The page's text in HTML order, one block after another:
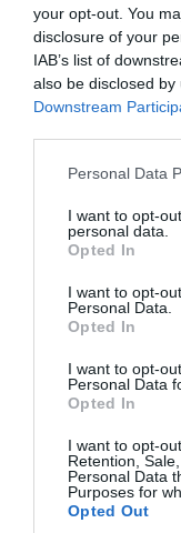
your opt-out. You
disclosure of your
IAB’s list of
also be disclosed
Downstream
Please note that
not limited to your
grant or deny
use your data for
consent section.
Personal Data
I want to opt-
personal data.
Opted In
I want to opt-
Personal Data.
Opted In
I want to opt-
Personal Data
Opted In
I want to opt-
Retention,
Personal Data
Purposes for
Opted Out
7. Πότε
κύκλος;
Μετά από 3-4
φαρμακευτικό
ακολουθηθεί
διάστημα
εξωσωματικής
περίπτωση που
περισσότερες
γονιμοποίησης
κατάψυξης
μια
μια επόμενη
αυτή, δεν θα
διέγερση των